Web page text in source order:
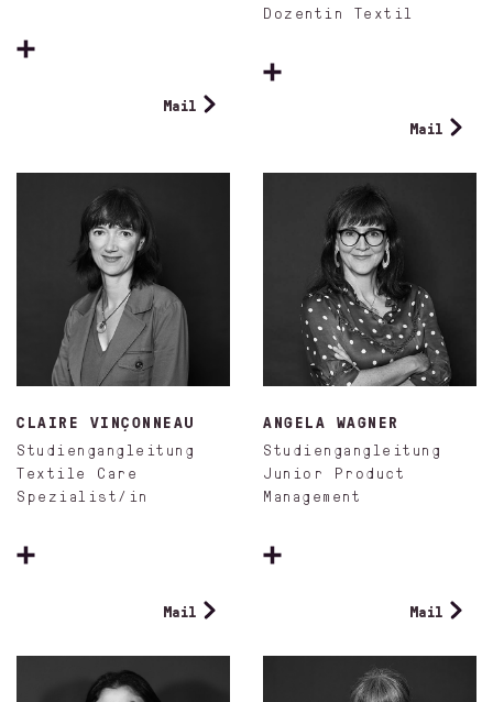
Mail
Dozentin Textil
Mail
CLAIRE VINÇONNEAU
Studiengangleitung
Textile Care
Spezialist/in
Mail
ANGELA WAGNER
Studiengangleitung
Junior Product
Management
Mail